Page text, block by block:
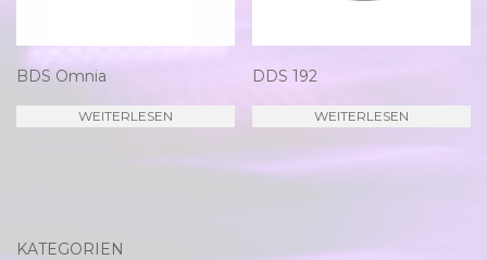
BDS Omnia
WEITERLESEN
DDS 192
WEITERLESEN
KATEGORIEN